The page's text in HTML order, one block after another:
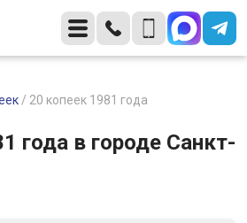
/ 20 копеек 1981 года
года в городе Санкт-